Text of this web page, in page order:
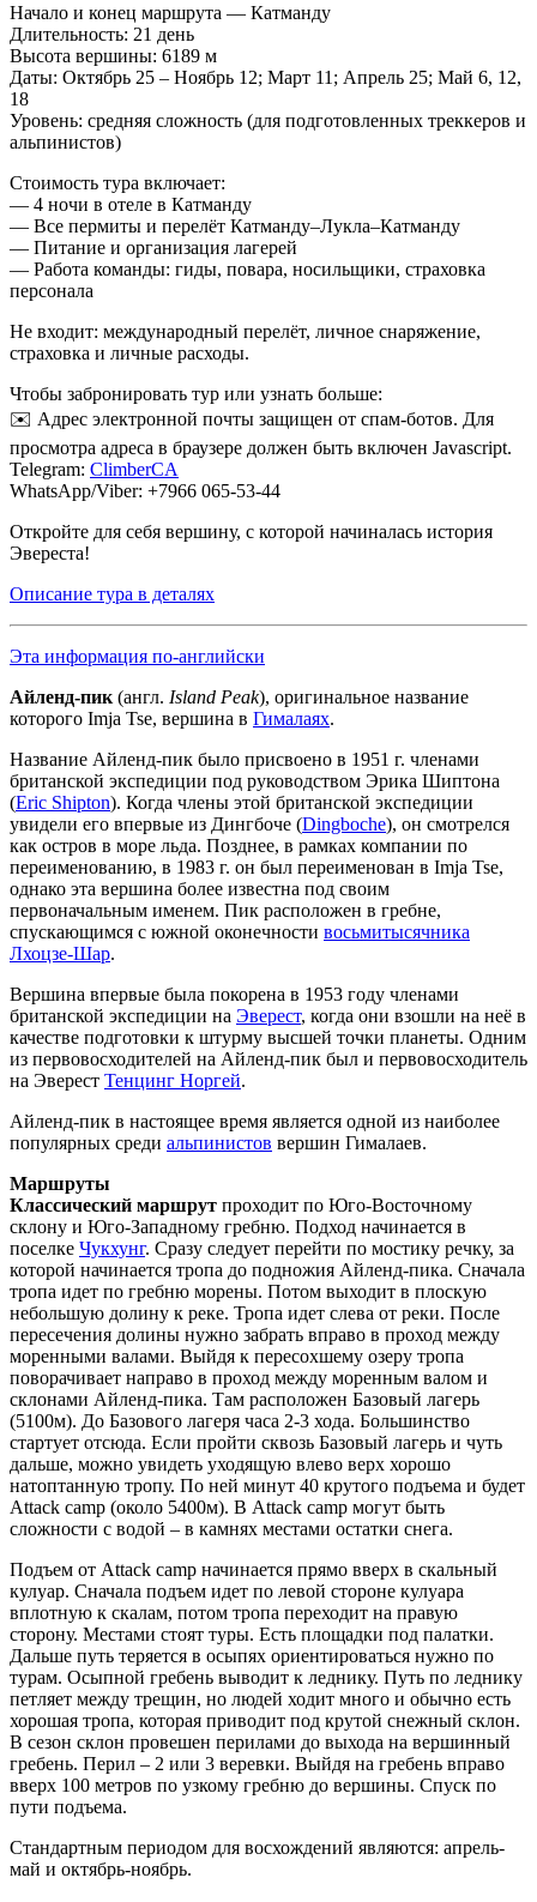
Начало и конец маршрута — Катманду
Длительность: 21 день
Высота вершины: 6189 м
Даты: Октябрь 25 – Ноябрь 12; Март 11; Апрель 25; Май 6, 12,
18
Уровень: средняя сложность (для подготовленных треккеров и
альпинистов)
Стоимость тура включает:
— 4 ночи в отеле в Катманду
— Все пермиты и перелёт Катманду–Лукла–Катманду
— Питание и организация лагерей
— Работа команды: гиды, повара, носильщики, страховка
персонала
Не входит: международный перелёт, личное снаряжение,
страховка и личные расходы.
Чтобы забронировать тур или узнать больше:
✉️ Адрес электронной почты защищен от спам-ботов. Для
просмотра адреса в браузере должен быть включен Javascript.
Telegram: ClimberCA
WhatsApp/Viber: +7966 065-53-44
Откройте для себя вершину, с которой начиналась история
Эвереста!
Описание тура в деталях
Эта информация по-английски
Айленд-пик (англ. Island Peak), оригинальное название
которого Imja Tse, вершина в Гималаях.
Название Айленд-пик было присвоено в 1951 г. членами
британской экспедиции под руководством Эрика Шиптона
(Eric Shipton). Когда члены этой британской экспедиции
увидели его впервые из Дингбоче (Dingboche), он смотрелся
как остров в море льда. Позднее, в рамках компании по
переименованию, в 1983 г. он был переименован в Imja Tse,
однако эта вершина более известна под своим
первоначальным именем. Пик расположен в гребне,
спускающимся с южной оконечности восьмитысячника
Лхоцзе-Шар.
Вершина впервые была покорена в 1953 году членами
британской экспедиции на Эверест, когда они взошли на неё в
качестве подготовки к штурму высшей точки планеты. Одним
из первовосходителей на Айленд-пик был и первовосходитель
на Эверест Тенцинг Норгей.
Айленд-пик в настоящее время является одной из наиболее
популярных среди альпинистов вершин Гималаев.
Маршруты
Классический маршрут проходит по Юго-Восточному
склону и Юго-Западному гребню. Подход начинается в
поселке Чукхунг. Сразу следует перейти по мостику речку, за
которой начинается тропа до подножия Айленд-пика. Сначала
тропа идет по гребню морены. Потом выходит в плоскую
небольшую долину к реке. Тропа идет слева от реки. После
пересечения долины нужно забрать вправо в проход между
моренными валами. Выйдя к пересохшему озеру тропа
поворачивает направо в проход между моренным валом и
склонами Айленд-пика. Там расположен Базовый лагерь
(5100м). До Базового лагеря часа 2-3 хода. Большинство
стартует отсюда. Если пройти сквозь Базовый лагерь и чуть
дальше, можно увидеть уходящую влево верх хорошо
натоптанную тропу. По ней минут 40 крутого подъема и будет
Attack camp (около 5400м). В Attack camp могут быть
сложности с водой – в камнях местами остатки снега.
Подъем от Attack camp начинается прямо вверх в скальный
кулуар. Сначала подъем идет по левой стороне кулуара
вплотную к скалам, потом тропа переходит на правую
сторону. Местами стоят туры. Есть площадки под палатки.
Дальше путь теряется в осыпях ориентироваться нужно по
турам. Осыпной гребень выводит к леднику. Путь по леднику
петляет между трещин, но людей ходит много и обычно есть
хорошая тропа, которая приводит под крутой снежный склон.
В сезон склон провешен перилами до выхода на вершинный
гребень. Перил – 2 или 3 веревки. Выйдя на гребень вправо
вверх 100 метров по узкому гребню до вершины. Спуск по
пути подъема.
Стандартным периодом для восхождений являются: апрель-
май и октябрь-ноябрь.